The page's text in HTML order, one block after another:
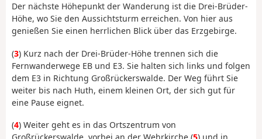
Der nächste Höhepunkt der Wanderung ist die Drei-Brüder-
Höhe, wo Sie den Aussichtsturm erreichen. Von hier aus
genießen Sie einen herrlichen Blick über das Erzgebirge.
(3) Kurz nach der Drei-Brüder-Höhe trennen sich die
Fernwanderwege EB und E3. Sie halten sich links und folgen
dem E3 in Richtung Großrückerswalde. Der Weg führt Sie
weiter bis nach Huth, einem kleinen Ort, der sich gut für
eine Pause eignet.
(4) Weiter geht es in das Ortszentrum von